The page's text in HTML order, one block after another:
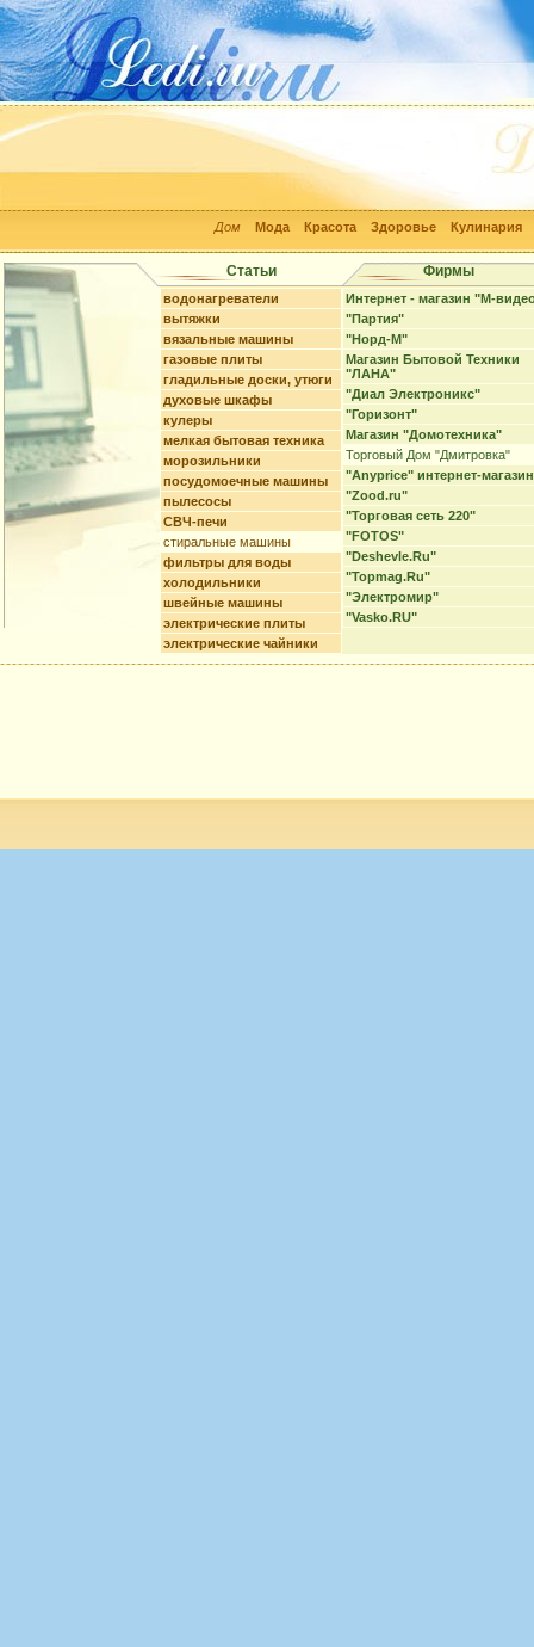
Дом Мода Красота Здоровье Кулинария
Статьи Фирмы
водонагреватели
вытяжки
вязальные машины
газовые плиты
гладильные доски, утюги
духовые шкафы
кулеры
мелкая бытовая техника
морозильники
посудомоечные машины
пылесосы
СВЧ-печи
стиральные машины
фильтры для воды
холодильники
швейные машины
электрические плиты
электрические чайники
Интернет - магазин "М-
"Партия"
"Норд-М"
Магазин Бытовой Техники
"ЛАНА"
"Диал Электроникс"
"Горизонт"
Магазин "Домотехника"
Торговый Дом "Дмитровка"
"Anyprice" интернет-магазин
"Zood.ru"
"Торговая сеть 220"
"FOTOS"
"Deshevle.Ru"
"Topmag.Ru"
"Электромир"
"Vasko.RU"